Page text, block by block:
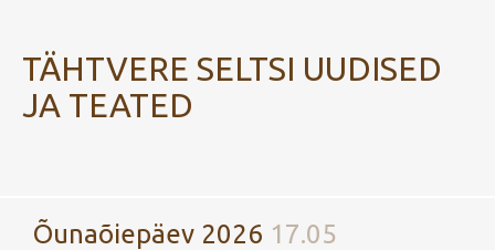
TÄHTVERE SELTSI UUDISED
JA TEATED
Õunaõiepäev 2026 17.05